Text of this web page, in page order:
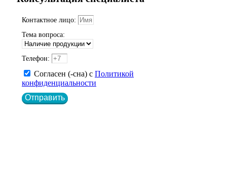
Контактное лицо:
Тема вопроса:
Телефон:
Согласен (-сна) с Политикой
конфиденциальности
Отправить